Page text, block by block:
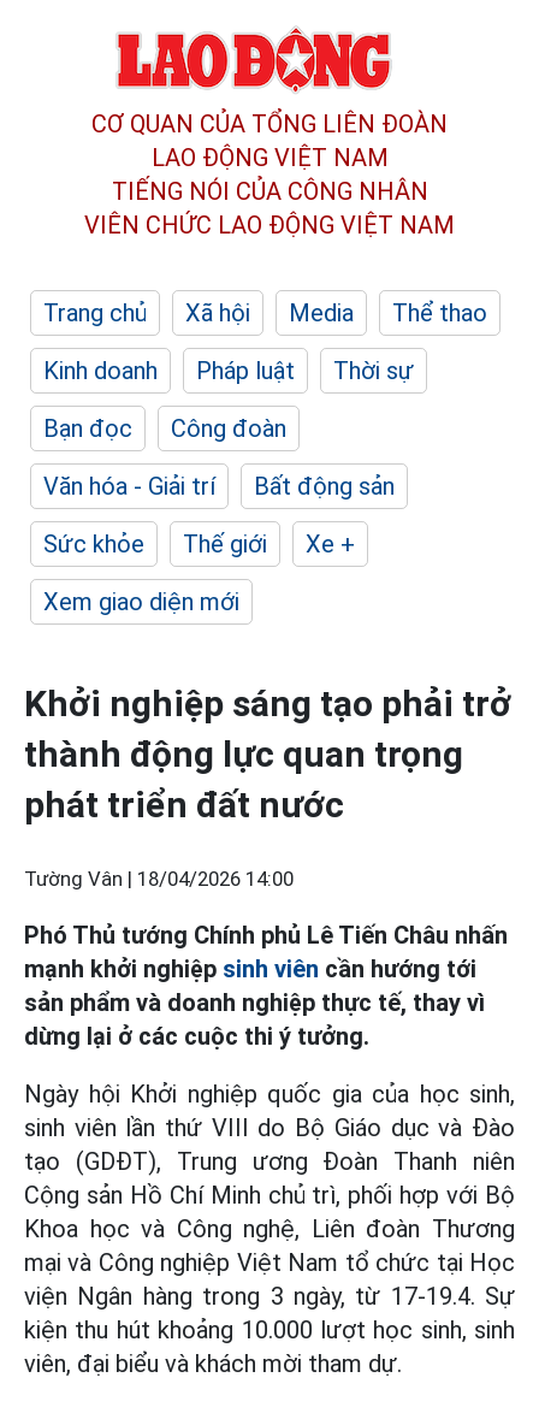
CƠ QUAN CỦA TỔNG LIÊN ĐOÀN
LAO ĐỘNG VIỆT NAM
TIẾNG NÓI CỦA CÔNG NHÂN
VIÊN CHỨC LAO ĐỘNG VIỆT NAM
Trang chủ Xã hội Media
Thể thao
Kinh doanh
Pháp luật
Thời sự
Bạn đọc
Công đoàn
Văn hóa - Giải trí
Bất động sản
Sức khỏe
Thế giới
Xe +
Xem giao diện mới
Khởi nghiệp sáng tạo phải trở
thành động lực quan trọng
phát triển đất nước
Tường Vân | 18/04/2026 14:00
Phó Thủ tướng Chính phủ Lê Tiến Châu nhấn
mạnh khởi nghiệp sinh viên cần hướng tới
sản phẩm và doanh nghiệp thực tế, thay vì
dừng lại ở các cuộc thi ý tưởng.
Ngày hội Khởi nghiệp quốc gia của học sinh,
sinh viên lần thứ VIII do Bộ Giáo dục và Đào
tạo (GDĐT), Trung ương Đoàn Thanh niên
Cộng sản Hồ Chí Minh chủ trì, phối hợp với Bộ
Khoa học và Công nghệ, Liên đoàn Thương
mại và Công nghiệp Việt Nam tổ chức tại Học
viện Ngân hàng trong 3 ngày, từ 17-19.4. Sự
kiện thu hút khoảng 10.000 lượt học sinh, sinh
viên, đại biểu và khách mời tham dự.